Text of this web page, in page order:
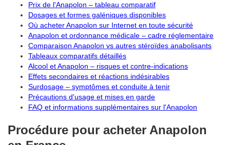
Prix de l'Anapolon – tableau comparatif
Dosages et formes galéniques disponibles
Où acheter Anapolon sur Internet en toute sécurité
Anapolon et ordonnance médicale – cadre réglementaire
Comparaison Anapolon vs autres stéroïdes anabolisants
Tableaux comparatifs détaillés
Alcool et Anapolon – risques et contre-indications
Effets secondaires et réactions indésirables
Surdosage – symptômes et conduite à tenir
Précautions d'usage et mises en garde
FAQ et informations supplémentaires sur l'Anapolon
Procédure pour acheter Anapolon